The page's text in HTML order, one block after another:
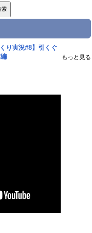
り実況#8】引くぐ
もっと見る